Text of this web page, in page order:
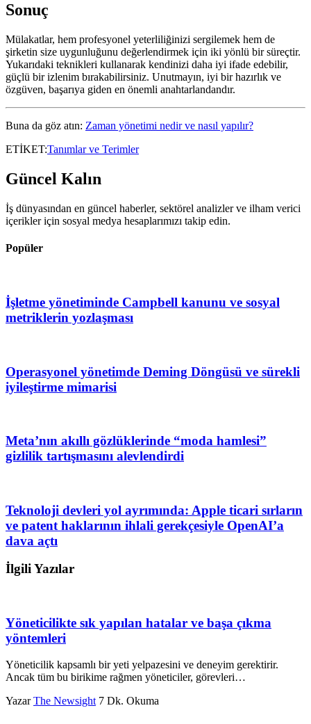
Sonuç
Mülakatlar, hem profesyonel yeterliliğinizi sergilemek hem de
şirketin size uygunluğunu değerlendirmek için iki yönlü bir süreçtir.
Yukarıdaki teknikleri kullanarak kendinizi daha iyi ifade edebilir,
güçlü bir izlenim bırakabilirsiniz. Unutmayın, iyi bir hazırlık ve
özgüven, başarıya giden en önemli anahtarlandandır.
Buna da göz atın: Zaman yönetimi nedir ve nasıl yapılır?
ETİKET:Tanımlar ve Terimler
Güncel Kalın
İş dünyasından en güncel haberler, sektörel analizler ve ilham verici
içerikler için sosyal medya hesaplarımızı takip edin.
Popüler
İşletme yönetiminde Campbell kanunu ve sosyal
metriklerin yozlaşması
Operasyonel yönetimde Deming Döngüsü ve sürekli
iyileştirme mimarisi
Meta’nın akıllı gözlüklerinde “moda hamlesi”
gizlilik tartışmasını alevlendirdi
Teknoloji devleri yol ayrımında: Apple ticari sırların
ve patent haklarının ihlali gerekçesiyle OpenAI’a
dava açtı
İlgili Yazılar
Yöneticilikte sık yapılan hatalar ve başa çıkma
yöntemleri
Yöneticilik kapsamlı bir yeti yelpazesini ve deneyim gerektirir.
Ancak tüm bu birikime rağmen yöneticiler, görevleri…
Yazar The Newsight 7 Dk. Okuma